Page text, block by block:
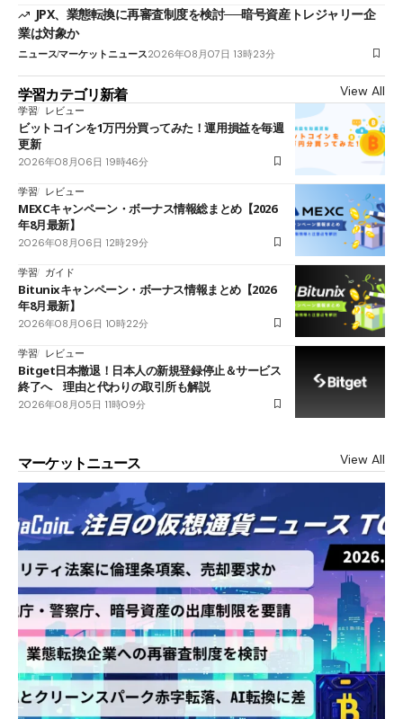
JPX、業態転換に再審査制度を検討──暗号資産トレジャリー企
業は対象か
ニュースマーケットニュース2026年08月07日 13時23分
学習カテゴリ新着 View All
学習 レビュー
ビットコインを1万円分買ってみた！運用損益を毎週
更新
2026年08月06日 19時46分
学習 レビュー
MEXCキャンペーン・ボーナス情報総まとめ【2026
年8月最新】
2026年08月06日 12時29分
学習 ガイド
Bitunixキャンペーン・ボーナス情報まとめ【2026
年8月最新】
2026年08月06日 10時22分
学習 レビュー
Bitget日本撤退！日本人の新規登録停止＆サービス
終了へ 理由と代わりの取引所も解説
2026年08月05日 11時09分
マーケットニュース View All